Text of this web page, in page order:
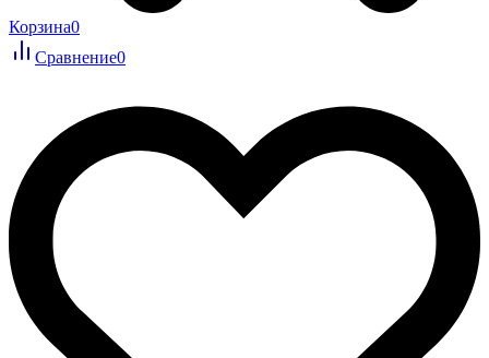
Корзина0
Сравнение0